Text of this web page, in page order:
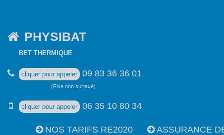
PHYSIBAT
BET THERMIQUE
cliquer pour appeler 09 83 36 36 01
(Fixe non surtaxé)
cliquer pour appeler 06 35 10 80 34
NOS TARIFS RE2020 ASSURANCE